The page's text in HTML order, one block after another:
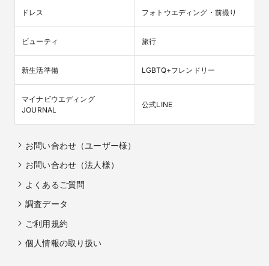
ドレス フォトウエディング・前撮り
ビューティ 旅行
新生活準備 LGBTQ+フレンドリー
マイナビウエディング
JOURNAL
公式LINE
お問い合わせ（ユーザー様）
お問い合わせ（法人様）
よくあるご質問
調査データ
ご利用規約
個人情報の取り扱い